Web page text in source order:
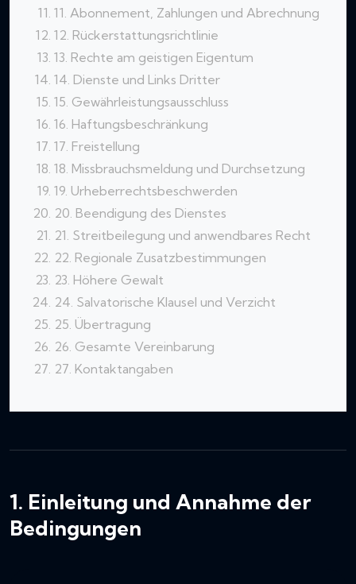
11. Abonnement, Zahlungen und Abrechnung
12. Rückerstattungsrichtlinie
13. Rechte am geistigen Eigentum
14. Dienste und Links Dritter
15. Gewährleistungsausschluss
16. Haftungsbeschränkung
17. Freistellung
18. Missbrauchsmeldung und Durchsetzung
19. Urheberrechtsbeschwerden
20. Beendigung des Dienstes
21. Streitbeilegung und anwendbares Recht
22. Regionale Zusatzbestimmungen
23. Höhere Gewalt
24. Salvatorische Klausel und Verzicht
25. Übertragung
26. Gesamte Vereinbarung
27. Kontaktangaben
1. Einleitung und Annahme der
Bedingungen